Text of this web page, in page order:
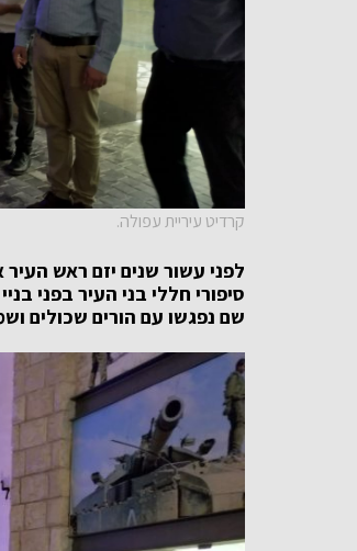
קרדיט עיריית עפולה.
לפני עשור שנים יזם ראש
סיפורי חללי בני העיר בפני
שם נפגשו עם הורים שכולים